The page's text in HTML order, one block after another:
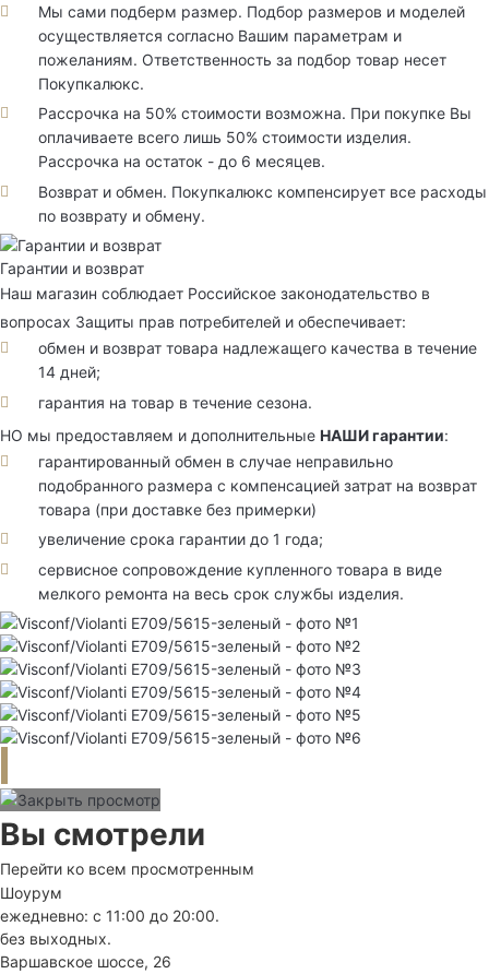
Мы сами подберм размер. Подбор размеров и моделей
осуществляется согласно Вашим параметрам и
пожеланиям. Ответственность за подбор товар несет
Покупкалюкс.
Рассрочка на 50% стоимости возможна. При покупке Вы
оплачиваете всего лишь 50% стоимости изделия.
Рассрочка на остаток - до 6 месяцев.
Возврат и обмен. Покупкалюкс компенсирует все расходы
по возврату и обмену.
Гарантии и возврат
Наш магазин соблюдает Российское законодательство в
вопросах Защиты прав потребителей и обеспечивает:
обмен и возврат товара надлежащего качества в течение
14 дней;
гарантия на товар в течение сезона.
НО мы предоставляем и дополнительные НАШИ гарантии:
гарантированный обмен в случае неправильно
подобранного размера с компенсацией затрат на возврат
товара (при доставке без примерки)
увеличение срока гарантии до 1 года;
сервисное сопровождение купленного товара в виде
мелкого ремонта на весь срок службы изделия.
Вы смотрели
Перейти ко всем просмотренным
Шоурум
ежедневно: с 11:00 до 20:00.
без выходных.
Варшавское шоссе, 26